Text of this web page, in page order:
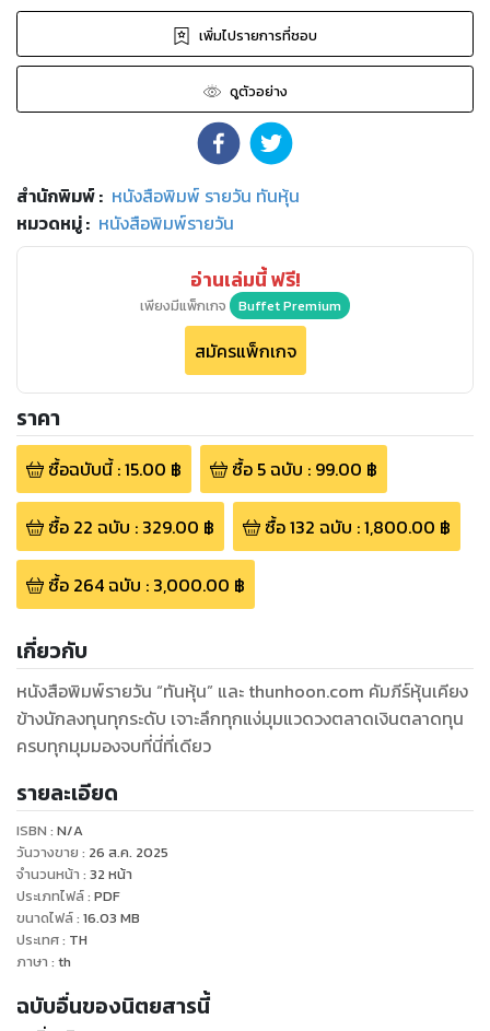
เพิ่มไปรายการที่ชอบ
ดูตัวอย่าง
สำนักพิมพ์: หนังสือพิมพ์ รายวัน ทันหุ้น
หมวดหมู่: หนังสือพิมพ์รายวัน
อ่านเล่มนี้ ฟรี!
เพียงมีแพ็กเกจ Buffet Premium
สมัครแพ็กเกจ
ราคา
ซื้อฉบับนี้:15.00 ฿ ซื้อ 5ฉบับ : 99.00 ฿
ซื้อ 22 ฉบับ : 329.00 ฿ ซื้อ132 ฉบับ :1,800.00 ฿
ซื้อ 264ฉบับ : 3,000.00 ฿
เกี่ยวกับ
หนังสือพิมพ์รายวัน “ทันหุ้น” และ thunhoon.com คัมภีร์หุ้นเคียง
ข้างนักลงทุนทุกระดับ เจาะลึกทุกแง่มุมแวดวงตลาดเงินตลาดทุน
ครบทุกมุมมองจบที่นี่ที่เดียว
รายละเอียด
ISBN : N/A
วันวางขาย : 26 ส.ค. 2025
จำนวนหน้า : 32 หน้า
ประเภทไฟล์: PDF
ขนาดไฟล์: 16.03 MB
ประเทศ: TH
ภาษา : th
ฉบับอื่นของนิตยสารนี้